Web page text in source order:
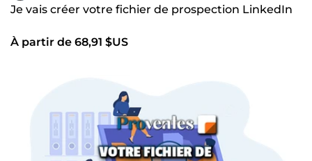
Je vais créer votre fichier de prospection LinkedIn
À partir de 68,91 $US